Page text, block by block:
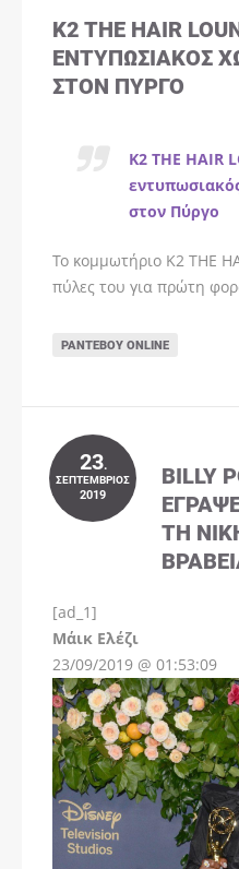
K2 THE HAIR
ΕΝΤΥΠΩΣΙΑΚΌΣ
ΣΤΟΝ ΠΎΡΓΟ
K2 THE HAIR
στον Πύργο
Το κομμωτήριο K2 THE
πύλες του για πρώτη
ΡΑΝΤΕΒΟΎ ONLINE
23.
ΣΕΠΤΈΜΒΡΙΟΣ
2019
BILLY
ΤΗ
[ad_1]
Μάικ ΕλέζιInstagram
23/09/2019 @ 01:53:09